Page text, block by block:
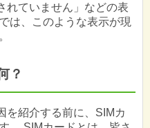
れていません」などの表
は、このような表示が現
？
を紹介する前に、SIMカ